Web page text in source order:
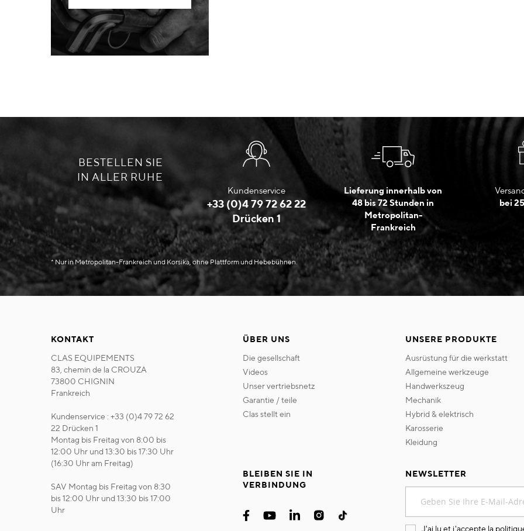
BESTELLEN SIE
IN ALLER RUHE
Kundenservice
+33 (0)4 79 72 62 22
Drücken 1
Lieferung innerhalb von
48 bis 72 Stunden in
Metropolitan-
Frankreich
bei
* Nur in Metropolitan-Frankreich und Korsika, ohne Plattform und Hebebühnen.
KONTAKT
CLAS EQUIPEMENTS
83, chemin de la CROUZA
73800 CHIGNIN
Frankreich
Kundenservice : +33 (0)4 79 72 62
22 Drücken 1
Montag bis Freitag von 8:00 bis
12:00 Uhr und 13:30 bis 17:30 Uhr
(16:30 Uhr am Freitag)
SAV Montag bis Freitag von 8:30
bis 12:00 Uhr und 13:30 bis 17:00
Uhr
ÜBER UNS
die gesellschaft
videos
unser vertriebsnetz
garantie / teile
clas stellt ein
UNSERE PRODUKTE
ausrüstung für die werkstatt
allgemeine werkzeuge
handwerkszeug
mechanik
hybrid & elektrisch
karosserie
kleidung
BLEIBEN SIE IN
VERBINDUNG
NEWSLETTER
sich
für
J'ai lu et j'accepte la